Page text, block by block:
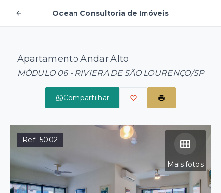
Ocean Consultoria de Imóveis
Apartamento Andar Alto
MÓDULO 06 - RIVIERA DE SÃO LOURENÇO/SP
Compartilhar
Mais fotos
Ref.:5002